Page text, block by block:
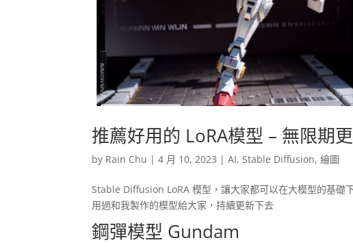
推薦好用的 LoRA模型 – 無限期
by Rain Chu |4 月 10, 2023 |AI, Stable Diffusion,繪圖
Stable Diffusion LoRA 模型，讓大家都可以在大模型的基礎
用過和我製作的模型給大家，持續更新下去
鋼彈模型 Gundam